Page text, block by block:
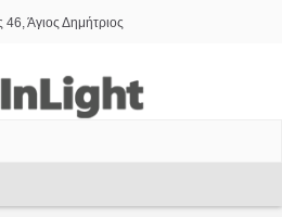
Άγιος Δημήτριος